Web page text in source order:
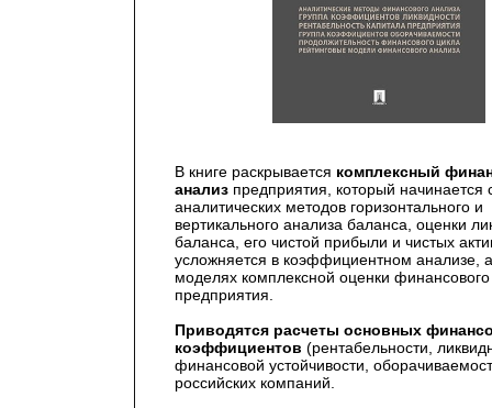
В книге раскрывается комплексный
анализ предприятия, который начинается
аналитических методов горизонтального и
вертикального анализа баланса, оценки
баланса, его чистой прибыли и чистых
усложняется в коэффициентном анализе,
моделях комплексной оценки
предприятия.
Приводятся расчеты основных
коэффициентов (рентабельности,
финансовой устойчивости,
российских компаний.